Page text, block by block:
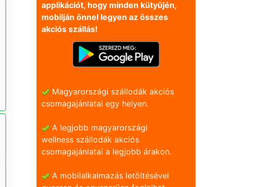
applikációt, hogy minden kütyüjén,
mobilján önnel legyen az összes
akciós szállás!
Magyarországi szállodák akciós
csomagajánlatai egy helyen.
A legjobb magyarországi
wellness szállodák akciós
csomagajánlatai a legjobb árakon.
A mobilalkalmazás letöltésével